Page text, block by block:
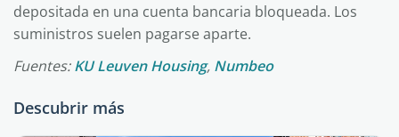
depositada en una cuenta bancaria bloqueada. Los
suministros suelen pagarse aparte.
Fuentes:KU Leuven Housing, Numbeo
Descubrir más